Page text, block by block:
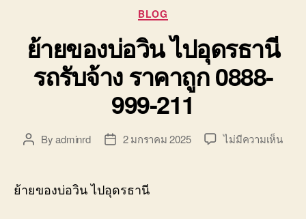
จำกัด)
บริการ
รถยก
รถ
รับจ้าง
ใน
เขต
บ่อ
ติดต่อ
Categories
BLOG
ย้ายของบ่อวิน ไปอุดรธานี
รถรับจ้าง ราคาถูก 0888-
999-211
PostByadminrd
Post2 มกราคม 2025 ไม่มีความเห็นบน
ย้ายของบ่อวิน ไปอุดรธานี